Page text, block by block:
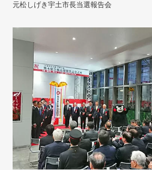
元松しげき宇土市長当選報告会